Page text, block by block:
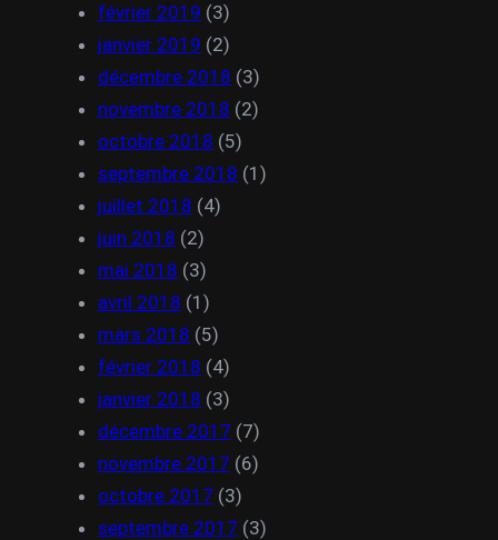
février 2019 (3)
janvier 2019 (2)
décembre 2018 (3)
novembre 2018 (2)
octobre 2018 (5)
septembre 2018 (1)
juillet 2018 (4)
juin 2018 (2)
mai 2018 (3)
avril 2018 (1)
mars 2018 (5)
février 2018 (4)
janvier 2018 (3)
décembre 2017 (7)
novembre 2017 (6)
octobre 2017 (3)
septembre 2017 (3)